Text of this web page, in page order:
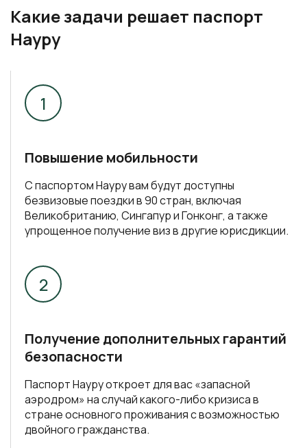
Повышение мобильности
Великобританию, Сингапур и Гонконг, а также
упрощенное получение виз в другие юрисдикции.
Получение дополнительных гарантий
безопасности
Паспорт Науру откроет для вас «запасной
аэродром» на случай какого-либо кризиса в
стране основного проживания с возможностью
двойного гражданства.